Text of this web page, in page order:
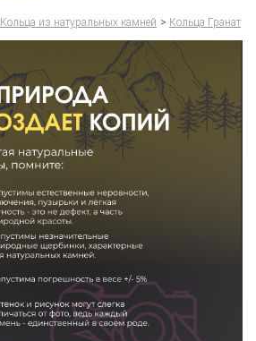
Кольца из натуральных камней > Кольца Гранат